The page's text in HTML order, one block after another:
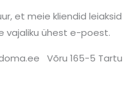
et meie kliendid leiaksid
vajaliku ühest e-poest.
Võru 165-5 Tartu